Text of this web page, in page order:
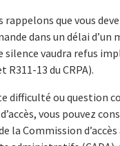
rappelons que vous
dans un délai d’un
silence vaudra refus
R311-13 du CRPA).
difficulté ou question
vous pouvez
la Commission d’accès